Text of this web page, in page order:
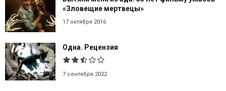
«Зловещие мертвецы»
17 октября 2016
Одна. Рецензия
7 сентября 2022